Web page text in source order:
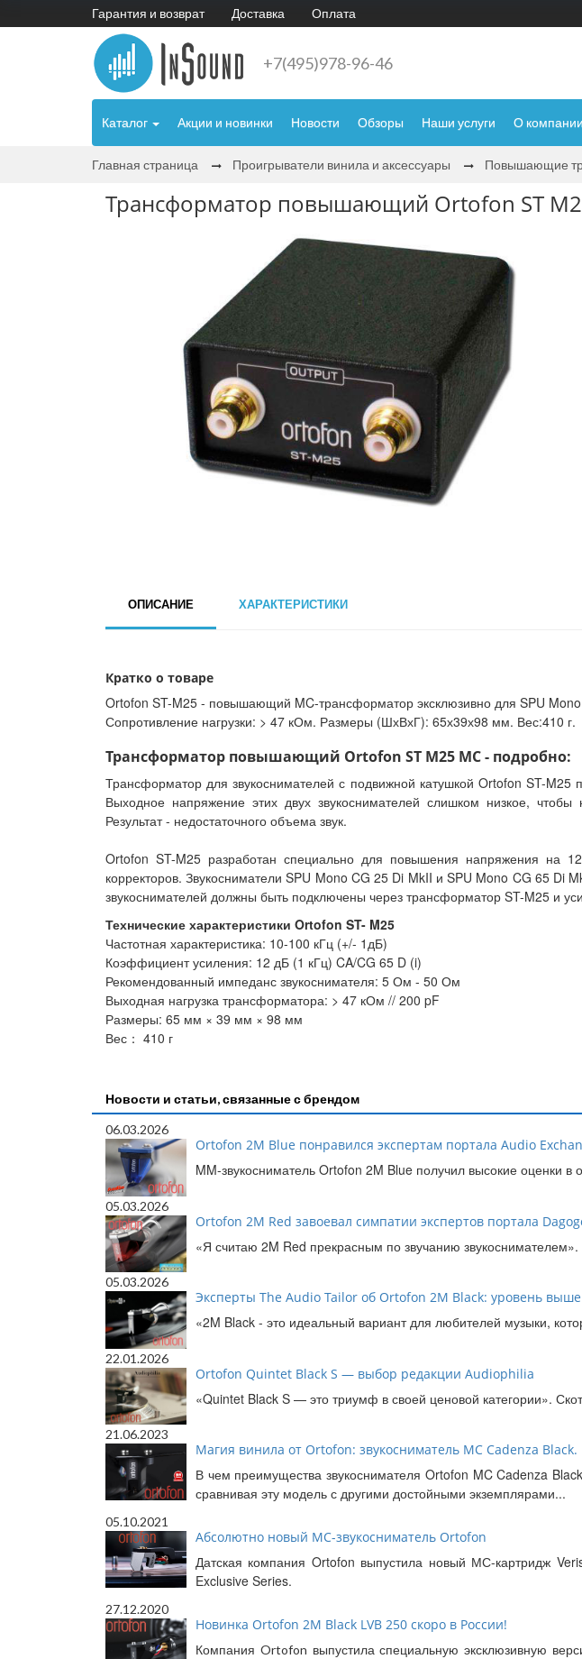
Гарантия и возврат Доставка Оплата
+7(495)978-96-46
Каталог Акции и новинки Новости Обзоры Наши услуги О компании
Главная страница Проигрыватели винила и аксессуары Повышающие
Трансформатор повышающий Ortofon ST
ОПИСАНИЕ ХАРАКТЕРИСТИКИ
Кратко о товаре
Ortofon ST-M25 - повышающий MC-трансформатор эксклюзивно для SPU
Сопротивление нагрузки: > 47 кОм. Размеры (ШхВхГ): 65х39х98 мм. Вес:410 г.
Трансформатор повышающий Ortofon ST M25 MC - подробно:
Трансформатор для звукоснимателей с подвижной катушкой Ortofon ST-
Выходное напряжение этих двух звукоснимателей слишком низкое,
Результат - недостаточного объема звук.
Ortofon ST-M25 разработан специально для повышения напряжения на
корректоров. Звукосниматели SPU Mono CG 25 Di MkII и SPU Mono CG 65
звукоснимателей должны быть подключены через трансформатор ST-M25 и
Технические характеристики Ortofon ST- M25
Частотная характеристика: 10-100 кГц (+/- 1дБ)
Коэффициент усиления: 12 дБ (1 кГц) CA/CG 65 D (i)
Рекомендованный импеданс звукоснимателя: 5 Ом - 50 Ом
Выходная нагрузка трансформатора: > 47 кОм // 200 pF
Размеры: 65 мм × 39 мм × 98 мм
Вес： 410 г
Новости и статьи, связанные с брендом
06.03.2026
Ortofon 2M Blue понравился экспертам портала Audio
MM-звукосниматель Ortofon 2M Blue получил высокие оценки
05.03.2026
Ortofon 2M Red завоевал симпатии экспертов портала
«Я считаю 2M Red прекрасным по звучанию
05.03.2026
Эксперты The Audio Tailor об Ortofon 2M Black: уровень
«2M Black - это идеальный вариант для любителей музыки,
22.01.2026
Ortofon Quintet Black S — выбор редакции Audiophilia
«Quintet Black S — это триумф в своей ценовой категории».
21.06.2023
Магия винила от Ortofon: звукосниматель MC Cadenza Black.
В чем преимущества звукоснимателя Ortofon MC Cadenza
сравнивая эту модель с другими достойными экземплярами...
05.10.2021
Абсолютно новый МС-звукосниматель Ortofon
Датская компания Ortofon выпустила новый МС-картридж
Exclusive Series.
27.12.2020
Новинка Ortofon 2M Black LVB 250 скоро в России!
Компания Ortofon выпустила специальную эксклюзивную